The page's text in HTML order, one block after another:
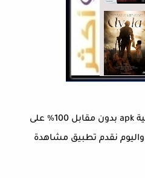
في هذه التدوينة سوف نتعرف علي تطبيق رائع للغاية لمشاهدة الدرما التركية apk بدون مقابل 100% على
واليوم نقدم تطبيق مشاهدة